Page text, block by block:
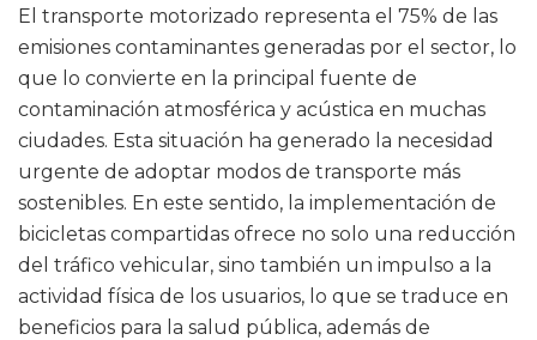
El transporte motorizado representa el 75% de las
emisiones contaminantes generadas por el sector, lo
que lo convierte en la principal fuente de
contaminación atmosférica y acústica en muchas
ciudades. Esta situación ha generado la necesidad
urgente de adoptar modos de transporte más
sostenibles. En este sentido, la implementación de
bicicletas compartidas ofrece no solo una reducción
del tráfico vehicular, sino también un impulso a la
actividad física de los usuarios, lo que se traduce en
beneficios para la salud pública, además de